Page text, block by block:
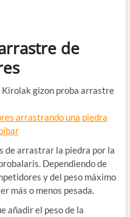
de
arrastrando una piedra
de arrastrar la piedra por la
Dependiendo de
y del peso máximo
más o menos pesada.
añadir el peso de la